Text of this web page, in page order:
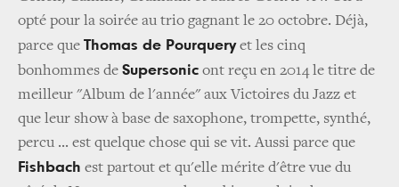
opté pour la soirée au trio gagnant le 20 octobre. Déjà,
parce que Thomas de Pourqueryet les cinq
bonhommes de Supersonic ont reçu en 2014 le titre de
meilleur "Album de l'année" aux Victoires du Jazz et
que leur show à base de saxophone, trompette, synthé,
percu ... est quelque chose qui se vit. Aussi parce que
Fishbach est partout et qu'elle mérite d'être vue du